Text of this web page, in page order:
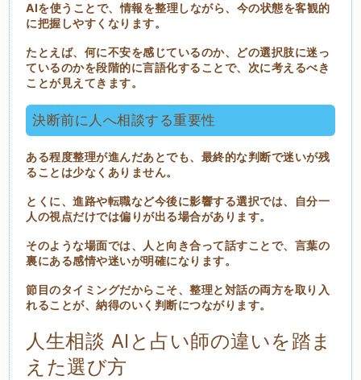
AIを使うことで、情報を整理しながら、今の状態を客観的
に把握しやすくなります。
たとえば、何に不安を感じているのか、どの選択肢に迷っ
ているのかを段階的に言語化することで、次に考えるべき
ことが見えてきます。
決断前に人へ相談する重要性
ある程度整理が進んだあとでも、最終的な判断で迷いが残
ることは少なくありません。
とくに、進路や転職など今後に影響する選択では、自分一
人の視点だけでは偏りが出る場合があります。
そのような場面では、人と向き合って話すことで、言葉の
裏にある感情や迷いが明確になります。
節目のタイミングだからこそ、整理と対話の両方を取り入
れることが、納得のいく判断につながります。
人生相談 AIと占い師の違いを踏ま
えた選び方